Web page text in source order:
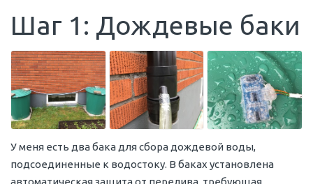
Шаг 1: Дождевые баки
У меня есть два бака для сбора дождевой воды,
подсоединенные к водостоку. В баках установлена